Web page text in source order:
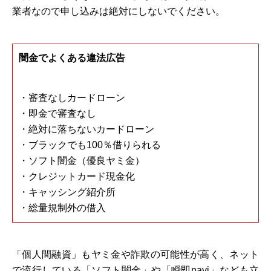
業者なので申し込みは絶対にしないでください。
闇金でよくある違法広告
・審査なしカードローン
・即金で審査なし
・絶対に落ちないカードローン
・ブラックでも100％借りられる
・ソフト闇金（優良ヤミ金）
・クレジットカード現金化
・キャッシング紹介所
・総量規制外の借入
「個人間融資」もヤミ金や詐欺の可能性が高く、ネット